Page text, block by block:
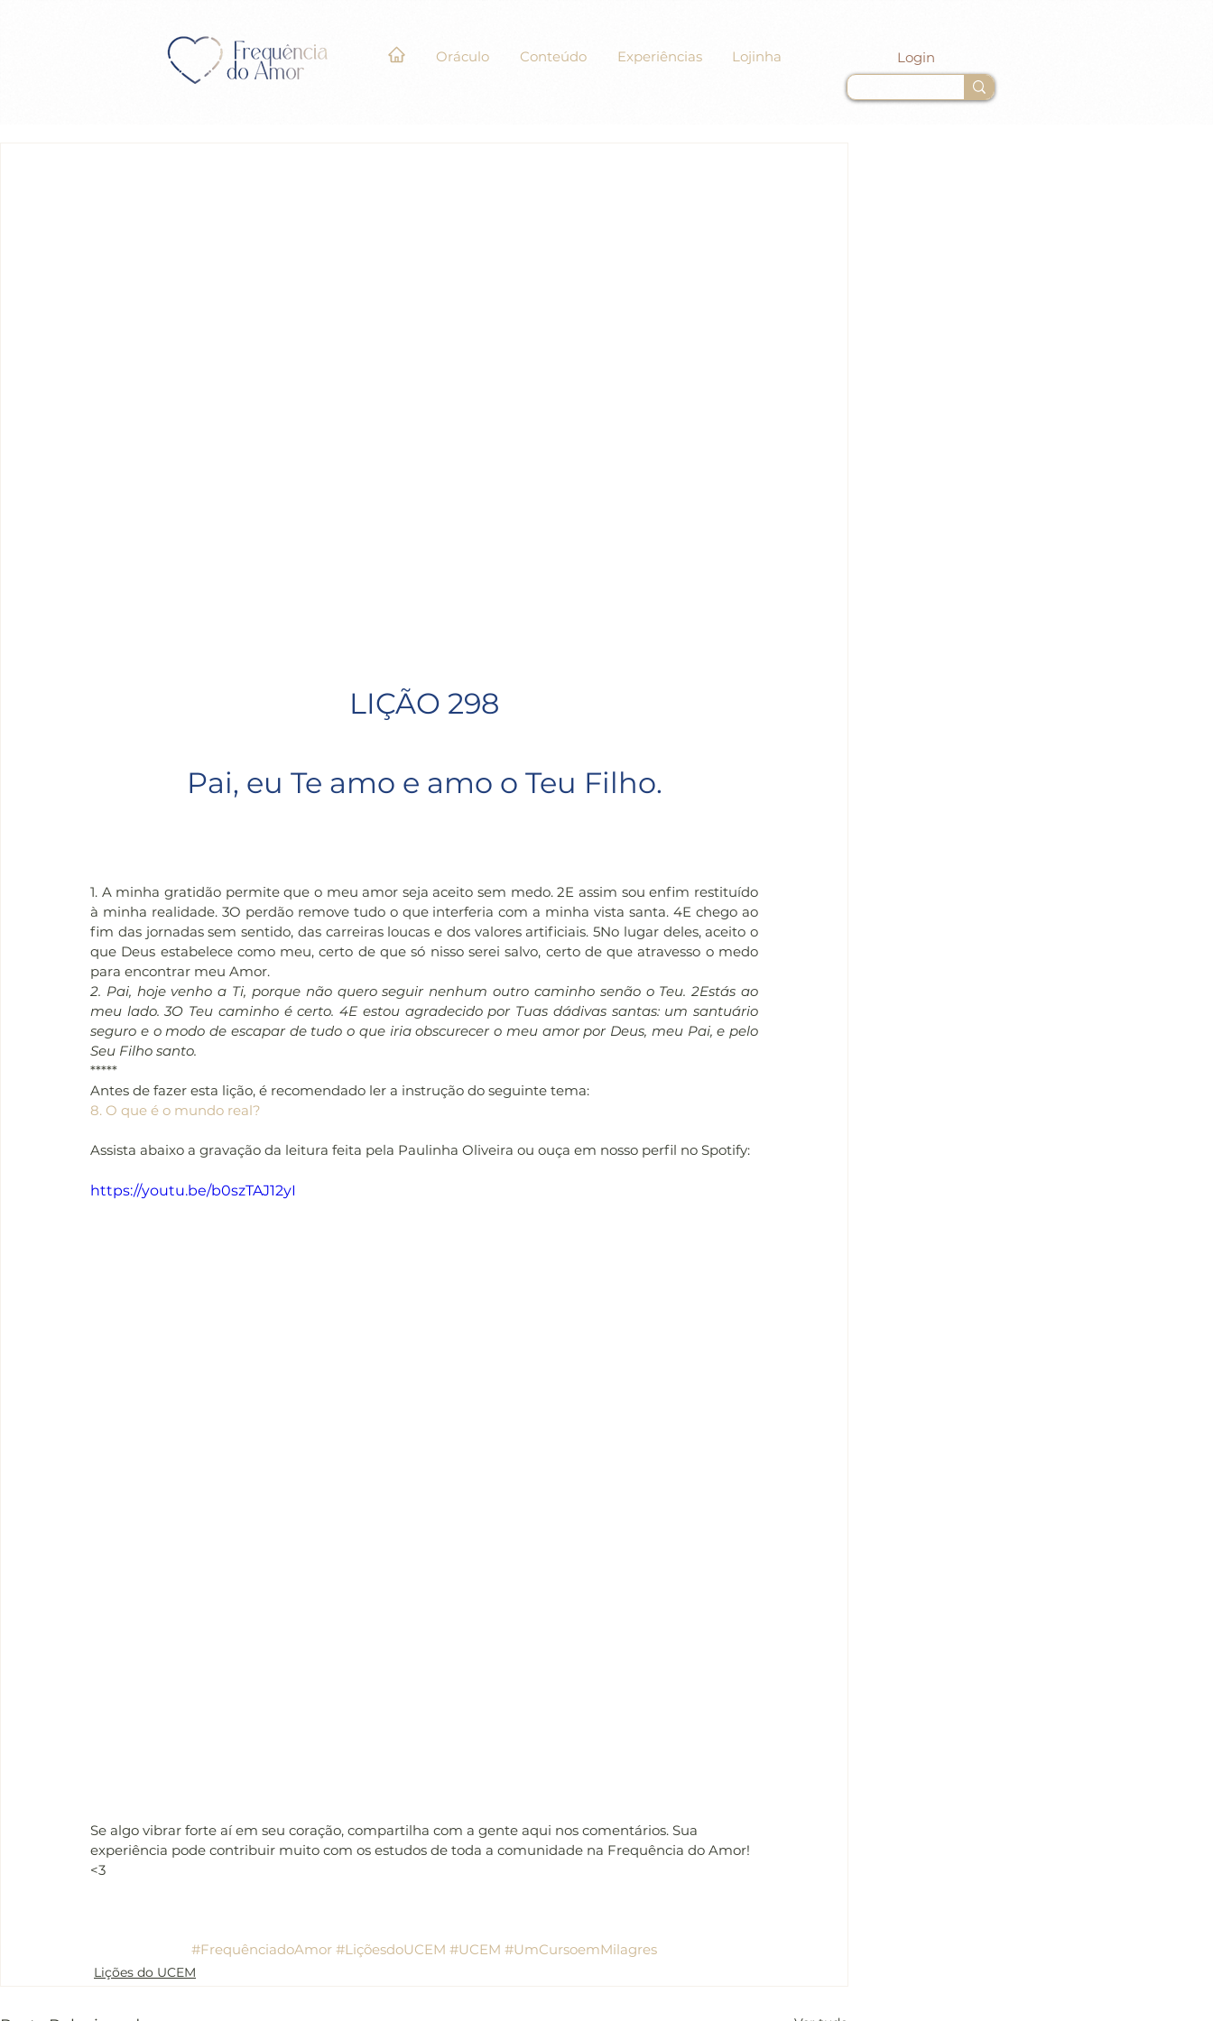
Oráculo Conteúdo Experiências Lojinha Login
LIÇÃO 298
Pai, eu Te amo e amo o Teu Filho.
1. A minha gratidão permite que o meu amor seja aceito sem medo. 2E assim sou enfim restituído
à minha realidade. 3O perdão remove tudo o que interferia com a minha vista santa. 4E chego ao
fim das jornadas sem sentido, das carreiras loucas e dos valores artificiais. 5No lugar deles, aceito o
que Deus estabelece como meu, certo de que só nisso serei salvo, certo de que atravesso o medo
para encontrar meu Amor.
2. Pai, hoje venho a Ti, porque não quero seguir nenhum outro caminho senão o Teu. 2Estás ao
meu lado. 3O Teu caminho é certo. 4E estou agradecido por Tuas dádivas santas: um santuário
seguro e o modo de escapar de tudo o que iria obscurecer o meu amor por Deus, meu Pai, e pelo
Seu Filho santo.
*****
Antes de fazer esta lição, é recomendado ler a instrução do seguinte tema:
8. O que é o mundo real?
Assista abaixo a gravação da leitura feita pela Paulinha Oliveira ou ouça em nosso perfil no Spotify:
https://youtu.be/b0szTAJ12yI
Se algo vibrar forte aí em seu coração, compartilha com a gente aqui nos comentários. Sua
experiência pode contribuir muito com os estudos de toda a comunidade na Frequência do Amor!
<3
#FrequênciadoAmor #LiçõesdoUCEM #UCEM #UmCursoemMilagres
Lições do UCEM